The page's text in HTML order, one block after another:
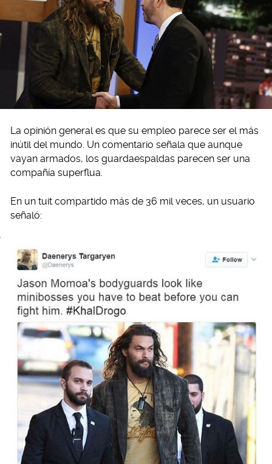
La opinión general es que su empleo parece ser el más
inútil del mundo. Un comentario señala que aunque
vayan armados, los guardaespaldas parecen ser una
compañía superflua.
En un tuit compartido más de 36 mil veces, un usuario
señaló: